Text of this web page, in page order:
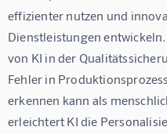
effizienter nutzen und
Dienstleistungen
von KI in der
Fehler in
erkennen kann als
erleichtert KI die